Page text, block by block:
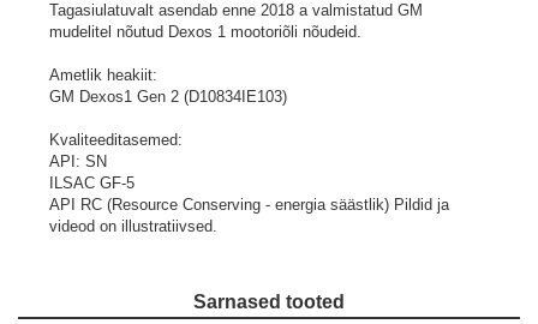
Tagasiulatuvalt asendab enne 2018 a valmistatud GM
mudelitel nõutud Dexos 1 mootoriõli nõudeid.
Ametlik heakiit:
GM Dexos1 Gen 2 (D10834IE103)
Kvaliteeditasemed:
API: SN
ILSAC GF-5
API RC (Resource Conserving - energia säästlik) Pildid ja
videod on illustratiivsed.
Sarnased tooted